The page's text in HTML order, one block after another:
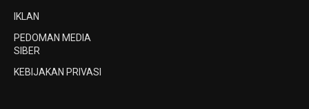
IKLAN
PEDOMAN MEDIA
SIBER
KEBIJAKAN PRIVASI